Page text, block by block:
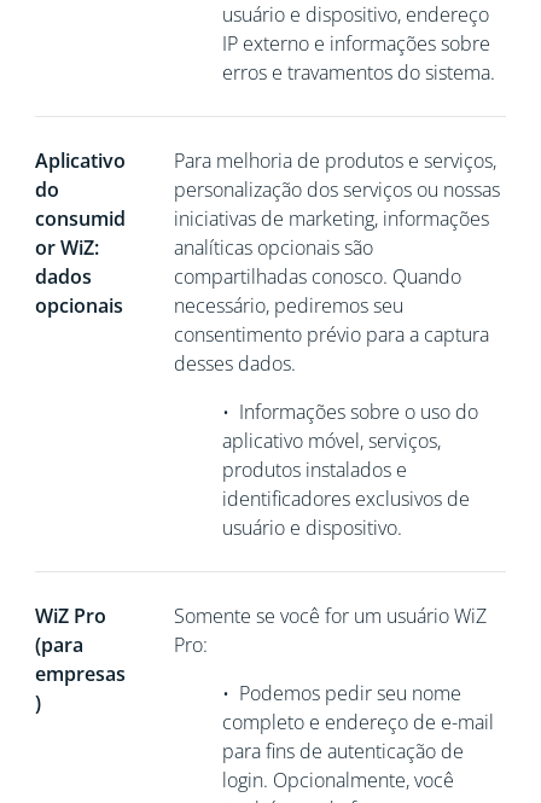
usuário e dispositivo, endereço
IP externo e informações sobre
erros e travamentos do sistema.
Aplicativo
do
consumid
or WiZ:
dados
opcionais
Para melhoria de produtos e serviços,
personalização dos serviços ou nossas
iniciativas de marketing, informações
analíticas opcionais são
compartilhadas conosco. Quando
necessário, pediremos seu
consentimento prévio para a captura
desses dados.
• Informações sobre o uso do
aplicativo móvel, serviços,
produtos instalados e
identificadores exclusivos de
usuário e dispositivo.
WiZ Pro
(para
empresas
)
Somente se você for um usuário WiZ
Pro:
• Podemos pedir seu nome
completo e endereço de e-mail
para fins de autenticação de
login. Opcionalmente, você